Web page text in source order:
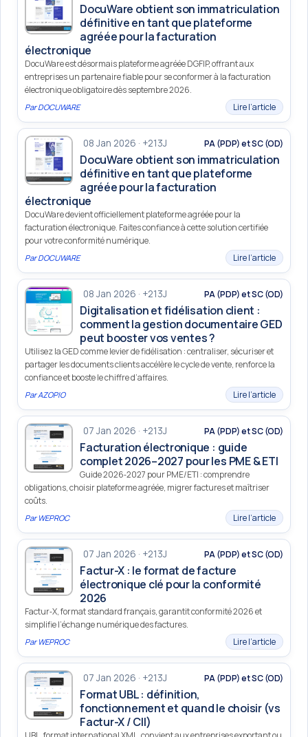
DocuWare obtient son immatriculation
définitive en tant que plateforme
agréée pour la facturation
électronique
DocuWare est désormais plateforme agréée DGFIP, offrant aux
entreprises un partenaire fiable pour se conformer à la facturation
électronique obligatoire dès septembre 2026.
ParDOCUWARE Lire l’article
08 Jan 2026 · +213J PA (PDP) et SC (OD)
DocuWare obtient son immatriculation
définitive en tant que plateforme
agréée pour la facturation
électronique
DocuWare devient officiellement plateforme agréée pour la
facturation électronique. Faites confiance à cette solution certifiée
pour votre conformité numérique.
ParDOCUWARE Lire l’article
08 Jan 2026 · +213J PA (PDP) et SC (OD)
Digitalisation et fidélisation client :
comment la gestion documentaire GED
peut booster vos ventes ?
Utilisez la GED comme levier de fidélisation : centraliser, sécuriser et
partager les documents clients accélère le cycle de vente, renforce la
confiance et booste le chiffre d’affaires.
ParAZOPIO Lire l’article
07 Jan 2026 · +213J PA (PDP) et SC (OD)
Facturation électronique : guide
complet 2026–2027 pour les PME & ETI
Guide 2026‑2027 pour PME/ETI : comprendre
obligations, choisir plateforme agréée, migrer factures et maîtriser
coûts.
ParWEPROC Lire l’article
07 Jan 2026 · +213J PA (PDP) et SC (OD)
Factur-X : le format de facture
électronique clé pour la conformité
2026
Factur‑X, format standard français, garantit conformité 2026 et
simplifie l’échange numérique des factures.
ParWEPROC Lire l’article
07 Jan 2026 · +213J PA (PDP) et SC (OD)
Format UBL : définition,
fonctionnement et quand le choisir (vs
Factur-X / CII)